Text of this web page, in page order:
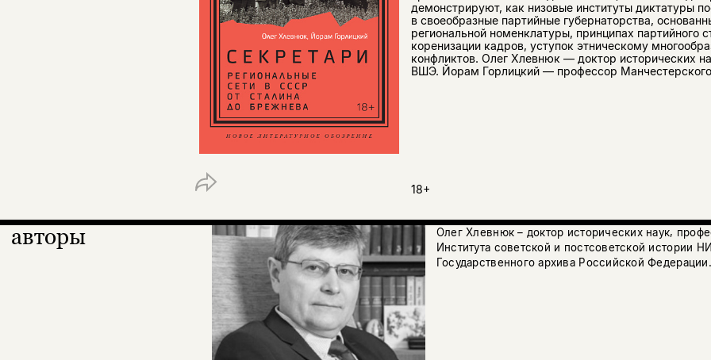
демонстрируют, как низовые институты диктатуры
в своеобразные партийные губернаторства,
региональной номенклатуры, принципах партийного
коренизации кадров, уступок этническому
конфликтов. Олег Хлевнюк — доктор исторических
ВШЭ. Йорам Горлицкий — профессор Манчестерского
18+
авторы
Олег Хлевнюк – доктор исторических наук,
Института советской и постсоветской истории
Государственного архива Российской